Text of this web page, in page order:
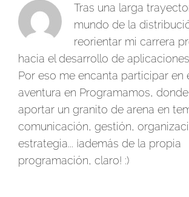
Tras una larga
mundo de la
reorientar mi carrera
hacia el desarrollo de
Por eso me encanta participar en
aventura en Programamos,
aportar un granito de arena en
comunicación, gestión,
estrategia... ¡además de la propia
programación, claro! :)